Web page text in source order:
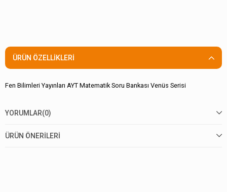
ÜRÜN ÖZELLIKLERI
Fen Bilimleri Yayınları AYT Matematik Soru Bankası Venüs Serisi
YORUMLAR(0)
ÜRÜN ÖNERILERI